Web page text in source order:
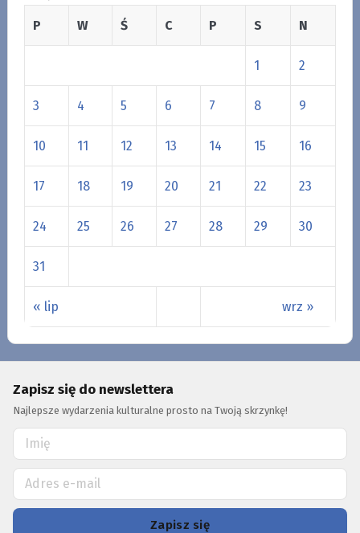
P W Ś C P S N
« lip wrz »
1 2
3 4 5 6 7 8 9
10 11 12 13 14 15 16
17 18 19 20 21 22 23
24 25 26 27 28 29 30
31
Zapisz się do newslettera
Najlepsze wydarzenia kulturalne prosto na Twoją skrzynkę!
Zapisz się